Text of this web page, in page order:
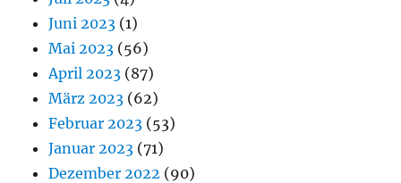
Juni 2023 (1)
Mai 2023 (56)
April 2023 (87)
März 2023 (62)
Februar 2023 (53)
Januar 2023 (71)
Dezember 2022 (90)